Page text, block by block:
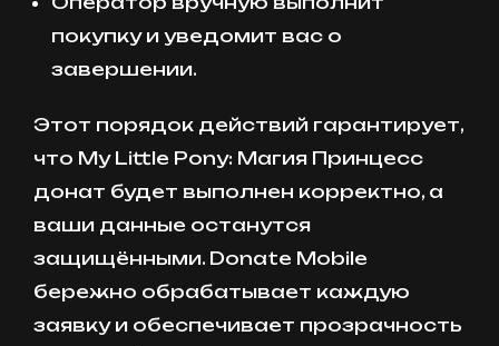
покупку и уведомит вас о
завершении.
Этот порядок действий гарантирует,
что My Little Pony: Магия Принцесс
донат будет выполнен корректно, а
ваши данные останутся
защищёнными. Donate Mobile
бережно обрабатывает каждую
заявку и обеспечивает прозрачность